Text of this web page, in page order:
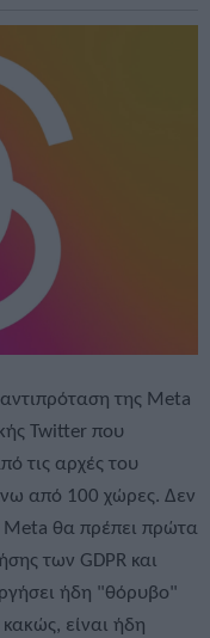
της Meta
Twitter που
τις αρχές του
από 100 χώρες. Δεν
θα πρέπει πρώτα
των GDPR και
ήδη "θόρυβο"
κακώς, είναι ήδη